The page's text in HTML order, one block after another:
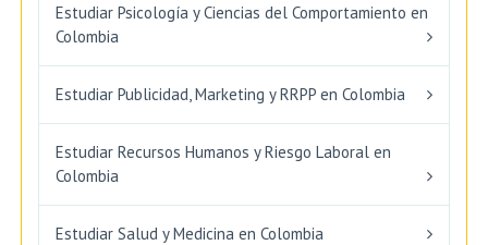
Estudiar Psicología y Ciencias del Comportamiento en
Colombia
Estudiar Publicidad, Marketing y RRPP en Colombia
Estudiar Recursos Humanos y Riesgo Laboral en
Colombia
Estudiar Salud y Medicina en Colombia